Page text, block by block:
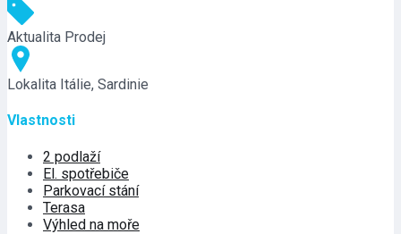
Aktualita Prodej
Lokalita Itálie, Sardinie
Vlastnosti
2 podlaží
El. spotřebiče
Parkovací stání
Terasa
Výhled na moře